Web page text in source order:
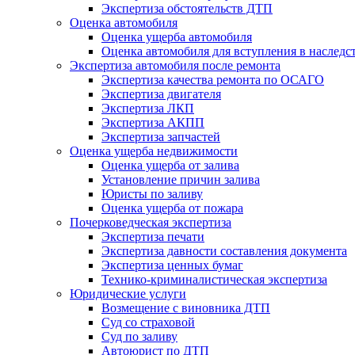
Экспертиза обстоятельств ДТП
Оценка автомобиля
Оценка ущерба автомобиля
Оценка автомобиля для вступления в
Экспертиза автомобиля после ремонта
Экспертиза качества ремонта по ОСАГО
Экспертиза двигателя
Экспертиза ЛКП
Экспертиза АКПП
Экспертиза запчастей
Оценка ущерба недвижимости
Оценка ущерба от залива
Установление причин залива
Юристы по заливу
Оценка ущерба от пожара
Почерковедческая экспертиза
Экспертиза печати
Экспертиза давности составления документа
Экспертиза ценных бумаг
Технико-криминалистическая экспертиза
Юридические услуги
Возмещение с виновника ДТП
Суд со страховой
Суд по заливу
Автоюрист по ДТП